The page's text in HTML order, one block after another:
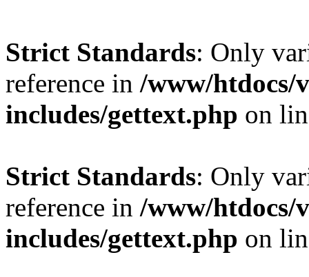
Strict Standards: Only
reference in /www/htdocs/
includes/gettext.php on
Strict Standards: Only
reference in /www/htdocs/
includes/gettext.php on